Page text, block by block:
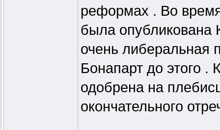
реформах . Во
была опубликована
очень либеральная
Бонапарт до этого .
одобрена на
окончательного